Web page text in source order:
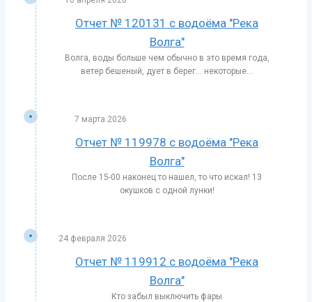
Отчет № 120131 с водоёма "Река
Волга"
Волга, воды больше чем обычно в это время года,
ветер бешеный, дует в берег… некоторые...
7 марта 2026
Отчет № 119978 с водоёма "Река
Волга"
После 15-00 наконец то нашел, то что искал! 13
окушков с одной лунки!
24 февраля 2026
Отчет № 119912 с водоёма "Река
Волга"
Кто забыл выключить фары